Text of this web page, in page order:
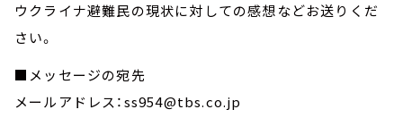
ウクライナ避難民の現状に対しての感想などお送りくだ
さい。
■メッセージの宛先
メールアドレス：ss954@tbs.co.jp